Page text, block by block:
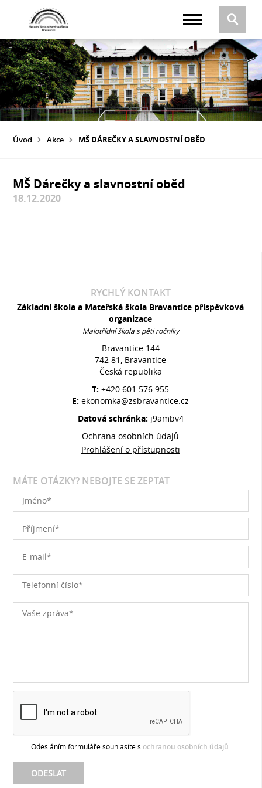
Úvod Akce MŠ DÁREČKY A SLAVNOSTNÍ OBĚD
MŠ Dárečky a slavnostní oběd
18.12.2020
RYCHLÝ KONTAKT
Základní škola a Mateřská škola Bravantice příspěvková
organizace
Malotřídní škola s pěti ročníky
Bravantice 144
742 81, Bravantice
Česká republika
T:+420 601 576 955
E:ekonomka@zsbravantice.cz
Datová schránka: j9ambv4
Ochrana osobních údajů
Prohlášení o přístupnosti
MÁTE OTÁZKY? NEBOJTE SE ZEPTAT
Odesláním formuláře souhlasíte s ochranou osobních údajů